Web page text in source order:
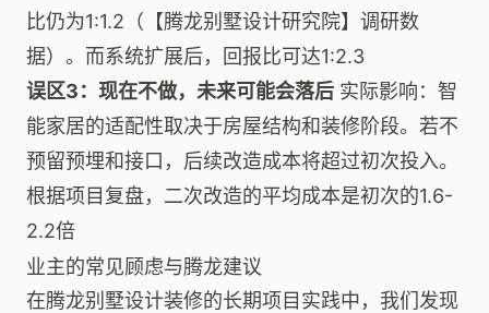
比仍为1:1.2（【腾龙别墅设计研究院】调研数
据）。而系统扩展后，回报比可达1:2.3
误区3：现在不做，未来可能会落后 实际影响：智
能家居的适配性取决于房屋结构和装修阶段。若不
预留预埋和接口，后续改造成本将超过初次投入。
根据项目复盘，二次改造的平均成本是初次的1.6-
2.2倍
业主的常见顾虑与腾龙建议
在腾龙别墅设计装修的长期项目实践中，我们发现